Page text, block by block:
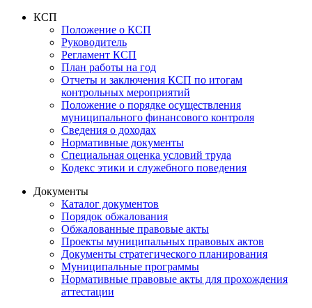
КСП
Положение о КСП
Руководитель
Регламент КСП
План работы на год
Отчеты и заключения КСП по итогам
контрольных мероприятий
Положение о порядке осуществления
муниципального финансового контроля
Сведения о доходах
Нормативные документы
Специальная оценка условий труда
Кодекс этики и служебного поведения
Документы
Каталог документов
Порядок обжалования
Обжалованные правовые акты
Проекты муниципальных правовых актов
Документы стратегического планирования
Муниципальные программы
Нормативные правовые акты для прохождения
аттестации